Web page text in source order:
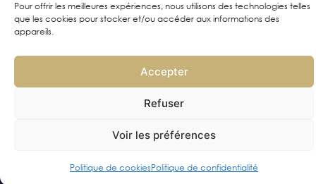
Pour offrir les meilleures expériences, nous utilisons des technologies telles
que les cookies pour stocker et/ou accéder aux informations des
appareils.
Accepter
Refuser
Voir les préférences
Politique de cookiesPolitique de confidentialité
Mentions légales
Politique de confidentialité